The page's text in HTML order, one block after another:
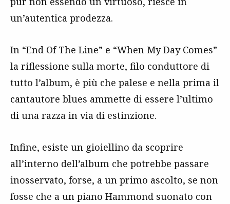
un’autentica prodezza.
In “End Of The Line” e “When My Day Comes”
la riflessione sulla morte, filo conduttore di
tutto l’album, è più che palese e nella prima il
cantautore blues ammette di essere l’ultimo
di una razza in via di estinzione.
Infine, esiste un gioiellino da scoprire
all’interno dell’album che potrebbe passare
inosservato, forse, a un primo ascolto, se non
fosse che a un piano Hammond suonato con